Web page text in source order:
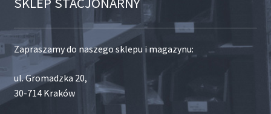
Zapraszamy do naszego sklepu i magazynu:
ul. Gromadzka 20,
30-714 Kraków